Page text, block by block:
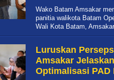
Wako Batam Amsakar
panitia walikota Batam
Wali Kota Batam,
Luruskan
Amsakar
Optimalisasi PAD